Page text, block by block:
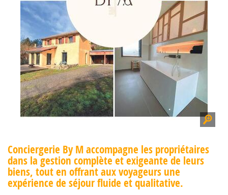
Conciergerie By M accompagne les propriétaires
dans la gestion complète et exigeante de leurs
biens, tout en offrant aux voyageurs une
expérience de séjour fluide et qualitative.